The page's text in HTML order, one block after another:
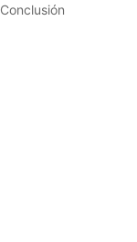
Conclusión